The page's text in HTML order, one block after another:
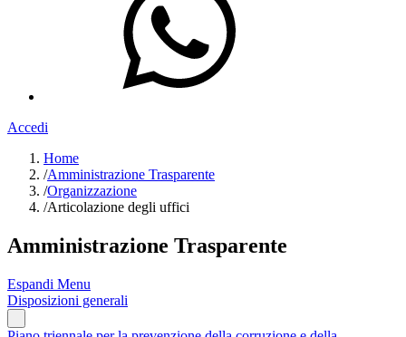
Accedi
Home
/Amministrazione Trasparente
/Organizzazione
/Articolazione degli uffici
Amministrazione Trasparente
Espandi Menu
Disposizioni generali